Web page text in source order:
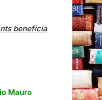
beneficia
Mauro